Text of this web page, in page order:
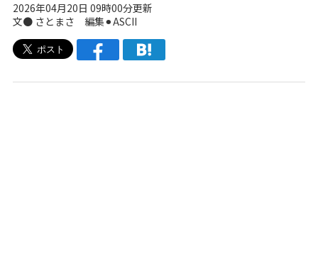
2026年04月20日 09時00分更新
文● さとまさ 編集⚫︎ASCII